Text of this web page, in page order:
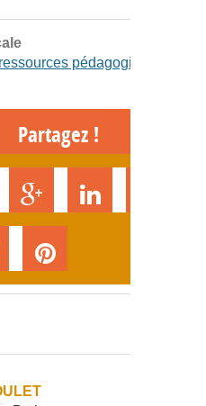
pédagogiques
Partagez !